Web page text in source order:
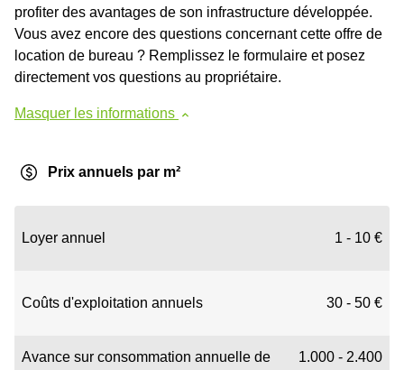
profiter des avantages de son infrastructure développée.
Vous avez encore des questions concernant cette offre de
location de bureau ? Remplissez le formulaire et posez
directement vos questions au propriétaire.
Masquer les informations
Prix annuels par m²
Loyer annuel 1 - 10 €
Coûts d'exploitation annuels 30 - 50 €
Avance sur consommation annuelle de
1.000 - 2.400